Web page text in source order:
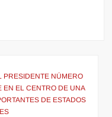
PRESIDENTE NÚMERO
EN EL CENTRO DE UNA
DE ESTADOS